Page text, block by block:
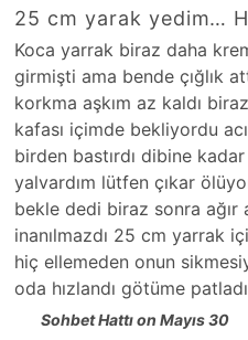
25 cm yarak yedim…
Koca yarrak biraz daha
girmişti ama bende çığlık
korkma aşkım az kaldı
kafası içimde bekliyordu
birden bastırdı dibine
yalvardım lütfen çıkar
bekle dedi biraz sonra ağır
inanılmazdı 25 cm yarrak
hiç ellemeden onun
oda hızlandı götüme
Sohbet Hattı on Mayıs 30